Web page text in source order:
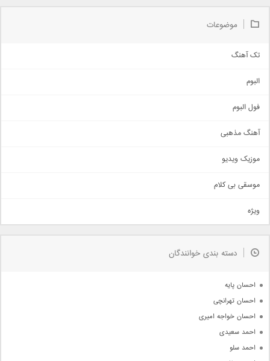
موضوعات
تک آهنگ
اجتماعی
حماسی
سنتی
اهنگ بندرعباسی
دمو
مذهبی
جدیدترین ها
البوم
فول البوم
آهنگ مذهبی
موزیک ویدیو
موسقی بی کلام
ویژه
دسته بندی خوانندگان
احسان پایه
احسان تهرانچی
احسان خواجه امیری
احمد سعیدی
احمد سلو